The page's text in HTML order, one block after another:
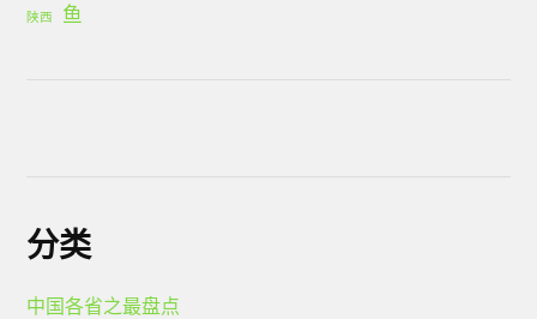
陕西 鱼
分类
中国各省之最盘点